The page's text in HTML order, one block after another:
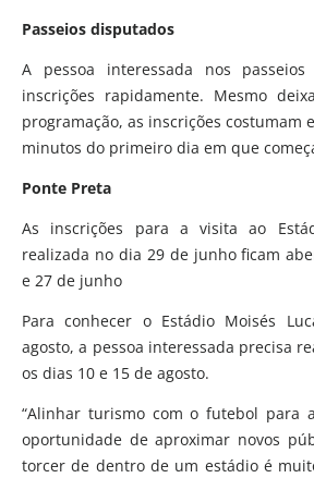
Passeios disputados
A pessoa interessada nos
inscrições rapidamente. Mesmo
programação, as inscrições costumam
minutos do primeiro dia em que
Ponte Preta
As inscrições para a visita ao
realizada no dia 29 de junho ficam
e 27 de junho
Para conhecer o Estádio Moisés
agosto, a pessoa interessada precisa
os dias 10 e 15 de agosto.
“Alinhar turismo com o futebol para
oportunidade de aproximar novos
torcer de dentro de um estádio é